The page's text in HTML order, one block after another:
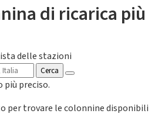
di ricarica più
delle stazioni
Cerca
più preciso.
per trovare le colonnine disponibili